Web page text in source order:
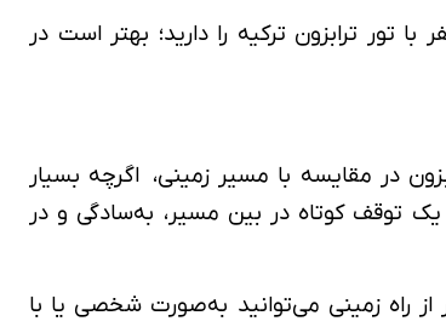
ترابزون ترکیه را دارید؛ بهتر است در
در مقایسه با مسیر زمینی، اگرچه بسیار
یک توقف کوتاه در بین مسیر، به‌سادگی و در
راه زمینی می‌توانید به‌صورت شخصی یا با